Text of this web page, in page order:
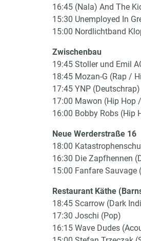
16:45 (Nala) And The
15:30 Unemployed In
15:00 Nordlichtband
Zwischenbau
19:45 Stoller und Emil
18:45 Mozan-G (Rap /
17:45 YNP (Deutschrap)
17:00 Mawon (Hip Hop
16:00 Bobby Robs (Hip
Neue Werderstraße 16
18:00
16:30 Die Zapfhennen
15:00 Fanfare
Restaurant Käthe
18:45 Scarrow (Dark
17:30 Joschi (Pop)
16:15 Wave Dudes